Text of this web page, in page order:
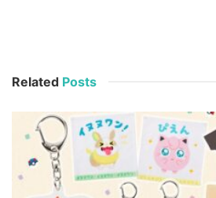
Related Posts